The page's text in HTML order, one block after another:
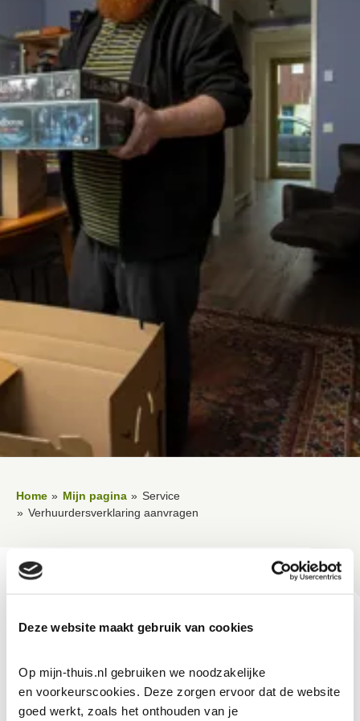
Deze website maakt gebruik van cookies
Op mijn-thuis.nl gebruiken we noodzakelijke
en voorkeurscookies. Deze zorgen ervoor dat de website
goed werkt, zoals het onthouden van je
Home Mijn pagina
Service
Verhuurdersverklaring aanvragen
Verhuurdersverklaring
Bent je oud huurder?